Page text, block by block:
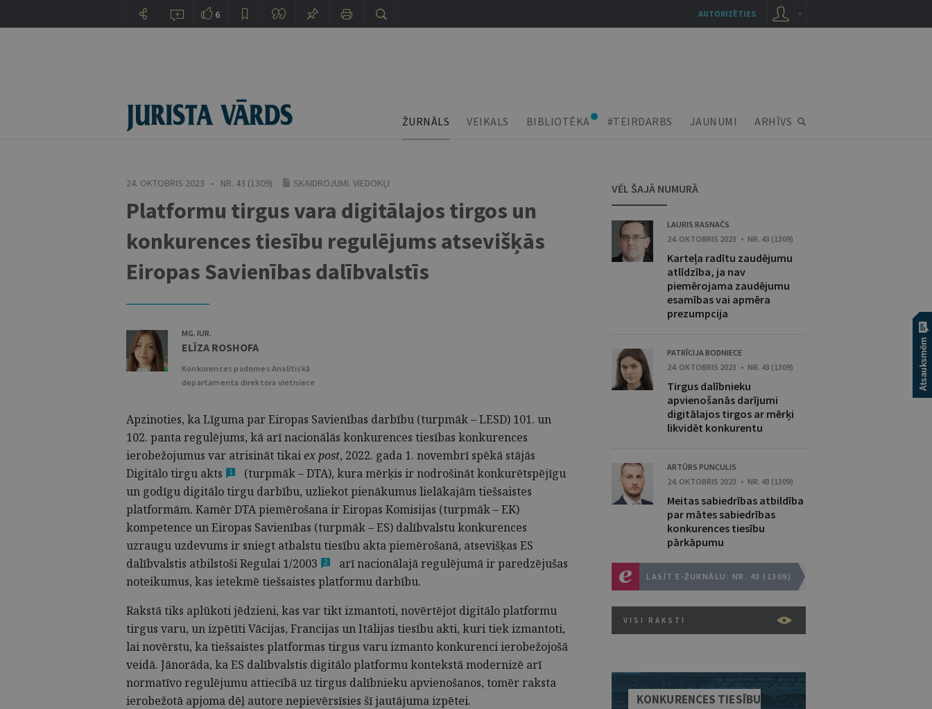
ŽURNĀLS VEIKALS BIBLIOTĒKA #TEIRDARBS JAUNUMI ARHĪVS
24. OKTOBRIS 2023 • NR. 43 (1309) SKAIDROJUMI. VIEDOKĻI
Platformu tirgus vara digitālajos tirgos un
konkurences tiesību regulējums atsevišķās
Eiropas Savienības dalībvalstīs
MG. IUR.
ELĪZA ROSHOFA
Konkurences padomes Analītiskā
departamenta direktora vietniece
Apzinoties, ka Līguma par Eiropas Savienības darbību (turpmāk – LESD) 101. un
102. panta regulējums, kā arī nacionālās konkurences tiesības konkurences
ierobežojumus var atrisināt tikaiex post, 2022. gada 1. novembrī spēkā stājās
Digitālo tirgu akts 1
(turpmāk – DTA), kura mērķis ir nodrošināt konkurētspējīgu
un godīgu digitālo tirgu darbību, uzliekot pienākumus lielākajām tiešsaistes
platformām. Kamēr DTA piemērošana ir Eiropas Komisijas (turpmāk – EK)
kompetence un Eiropas Savienības (turpmāk – ES) dalībvalstu konkurences
uzraugu uzdevums ir sniegt atbalstu tiesību akta piemērošanā, atsevišķas ES
dalībvalstis atbilstoši Regulai 1/2003 2
arī nacionālajā regulējumā ir paredzējušas
noteikumus, kas ietekmē tiešsaistes platformu darbību.
Rakstā tiks aplūkoti jēdzieni, kas var tikt izmantoti, novērtējot digitālo platformu
tirgus varu, un izpētīti Vācijas, Francijas un Itālijas tiesību akti, kuri tiek izmantoti,
lai novērstu, ka tiešsaistes platformas tirgus varu izmanto konkurenci ierobežojošā
veidā. Jānorāda, ka ES dalībvalstis digitālo platformu kontekstā modernizē arī
normatīvo regulējumu attiecībā uz tirgus dalībnieku apvienošanos, tomēr raksta
ierobežotā apjoma dēļ autore nepievērsīsies šī jautājuma izpētei.
VĒL ŠAJĀ NUMURĀ
LAURIS RASNAČS
24. OKTOBRIS 2023 • NR. 43 (1309)
Karteļa radītu zaudējumu
atlīdzība, ja nav
piemērojama zaudējumu
esamības vai apmēra
prezumpcija
PATRĪCIJA BODNIECE
24. OKTOBRIS 2023 • NR. 43 (1309)
Tirgus dalībnieku
apvienošanās darījumi
digitālajos tirgos ar mērķi
likvidēt konkurentu
ARTŪRS PUNCULIS
24. OKTOBRIS 2023 • NR. 43 (1309)
Meitas sabiedrības atbildība
par mātes sabiedrības
konkurences tiesību
pārkāpumu
LASĪT E-ŽURNĀLU: NR. 43 (1309)
VISI RAKSTI
KONKURENCES TIESĪBU
6 AUTORIZĒTIES